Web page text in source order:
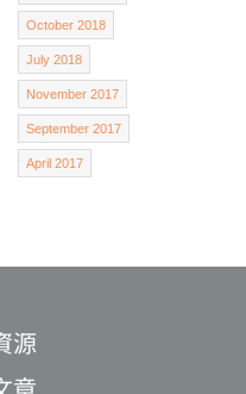
October 2018
July 2018
November 2017
September 2017
April 2017
源